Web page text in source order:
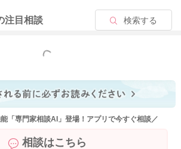
注目相談 検索する
もっと見る
「専門家相談AI」登場！アプリで今すぐ相談／
相談はこちら